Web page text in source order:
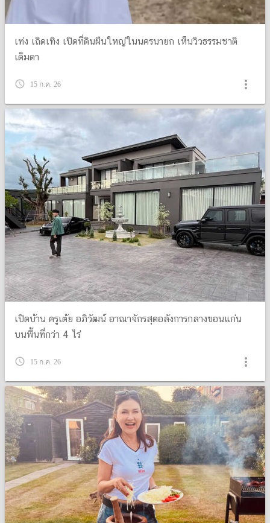
เท่ง เถิดเทิง เปิดที่ดินผืนใหญ่ในนครนายก เห็นวิวธรรมชาติ
เต็มตา
query_builder 15 ก.ค. 26 more_vert
เปิดบ้าน ครูเต้ย อภิวัฒน์ อาณาจักรสุดอลังการกลางขอนแก่น
บนพื้นที่กว่า 4 ไร่
query_builder 15 ก.ค. 26 more_vert